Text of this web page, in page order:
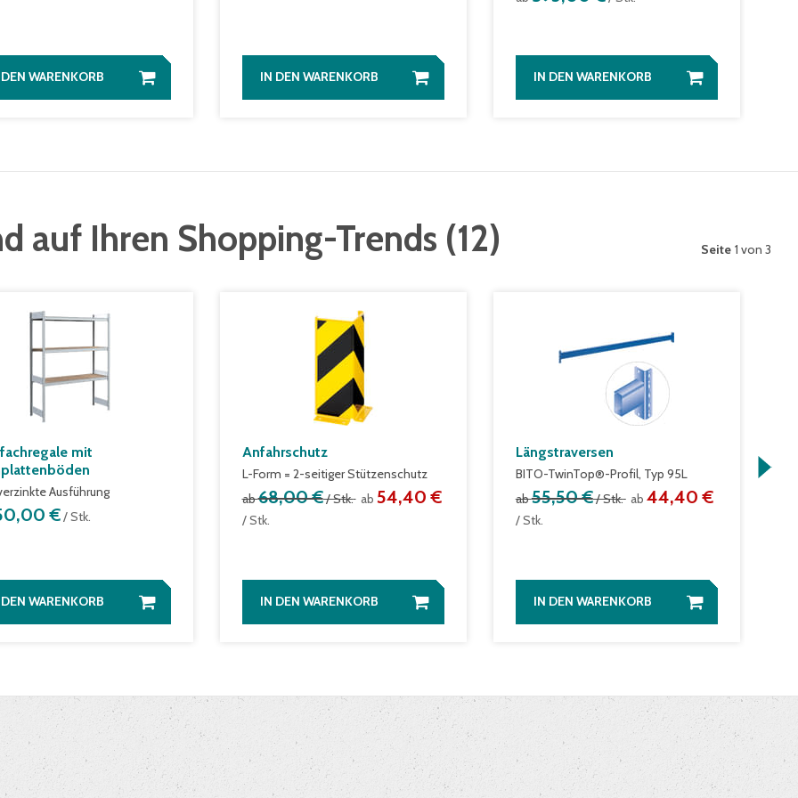
WARENKORB IN DEN WARENKORB IN DEN WARENKORB
auf Ihren Shopping-Trends (12) Seite 1 von 3
mit
Ausführung
€/ Stk.
WARENKORB
Anfahrschutz
L-Form = 2-seitiger Stützenschutz
ab68,00 €/ Stk. ab 54,40 €
/ Stk.
IN DEN WARENKORB
Längstraversen
BITO-TwinTop®-Profil, Typ 95L
ab55,50 €/ Stk. ab 44,40 €
/ Stk.
IN DEN WARENKORB